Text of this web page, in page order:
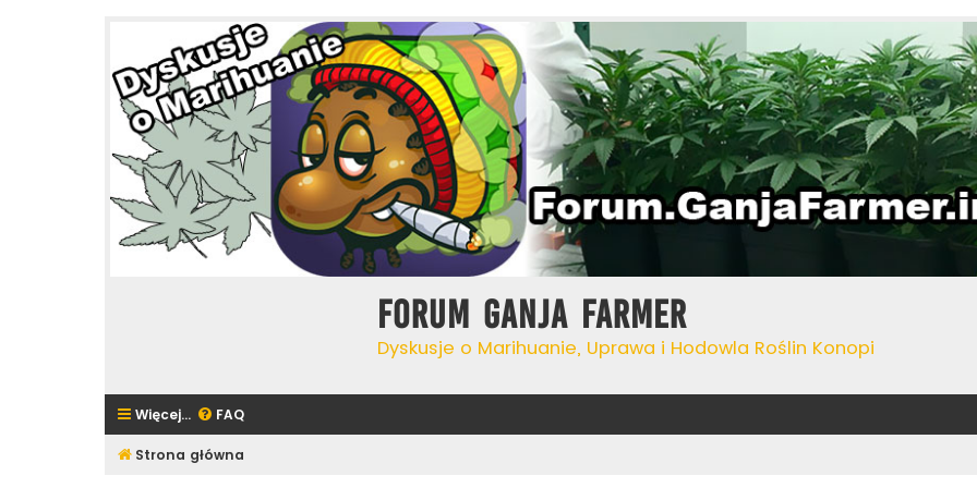
Forum Ganja Farmer
Dyskusje o Marihuanie, Uprawa i Hodowla Roślin Konopi
Więcej… FAQ
Strona główna